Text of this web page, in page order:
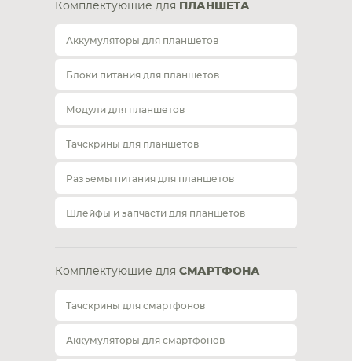
Комплектующие для ПЛАНШЕТА
Аккумуляторы для планшетов
Блоки питания для планшетов
Модули для планшетов
Тачскрины для планшетов
Разъемы питания для планшетов
Шлейфы и запчасти для планшетов
Комплектующие для СМАРТФОНА
Тачскрины для смартфонов
Аккумуляторы для смартфонов